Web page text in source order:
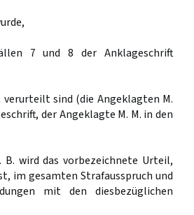
7 und 8 der Anklageschrift
verurteilt sind (die Angeklagten M.
der Angeklagte M. M. in den
B. wird das vorbezeichnete Urteil,
im gesamten Strafausspruch und
mit den diesbezüglichen